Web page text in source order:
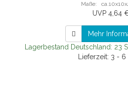
Maße:
UVP 4,64
Mehr
Lagerbestand Deutschland: 23
Lieferzeit: 3 - 6